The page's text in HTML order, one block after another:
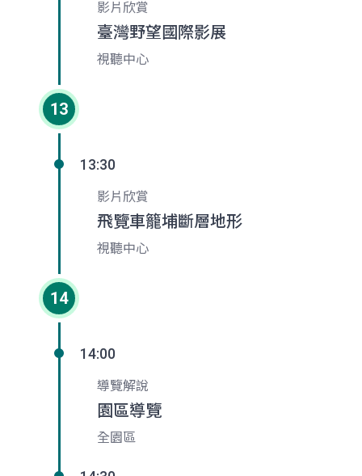
影片欣賞
臺灣野望國際影展
視聽中心
13
13:30
影片欣賞
飛覽車籠埔斷層地形
視聽中心
14
14:00
導覽解說
園區導覽
全園區